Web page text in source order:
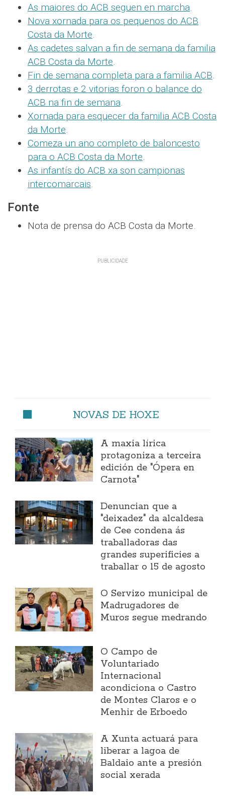
As maiores do ACB seguen en marcha
Nova xornada para os pequenos do ACB
Costa da Morte
As cadetes salvan a fin de semana da familia
ACB Costa da Morte
Fin de semana completa para a familia ACB
3 derrotas e 2 vitorias foron o balance do
ACB na fin de semana
Xornada para esquecer da familia ACB Costa
da Morte
Comeza un ano completo de baloncesto
para o ACB Costa da Morte
As infantís do ACB xa son campionas
intercomarcais
Fonte
Nota de prensa do ACB Costa da Morte.
NOVAS DE HOXE
A maxia lírica
protagoniza a terceira
edición de "Ópera en
Carnota"
Denuncian que a
"deixadez" da alcaldesa
de Cee condena ás
traballadoras das
grandes superificies a
traballar o 15 de agosto
O Servizo municipal de
Madrugadores de
Muros segue medrando
O Campo de
Voluntariado
Internacional
acondiciona o Castro
de Montes Claros e o
Menhir de Erboedo
A Xunta actuará para
liberar a lagoa de
Baldaio ante a presión
social xerada